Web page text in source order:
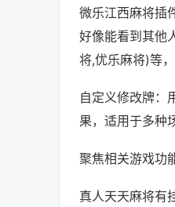
微乐江西麻将插
好像能看到其他
将,优乐麻将)等
自定义修改牌：
果，适用于多种
聚焦相关游戏功
真人天天麻将有